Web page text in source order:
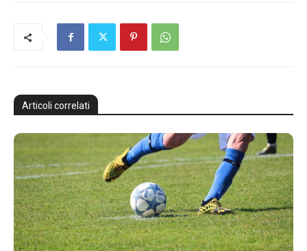
Articoli correlati